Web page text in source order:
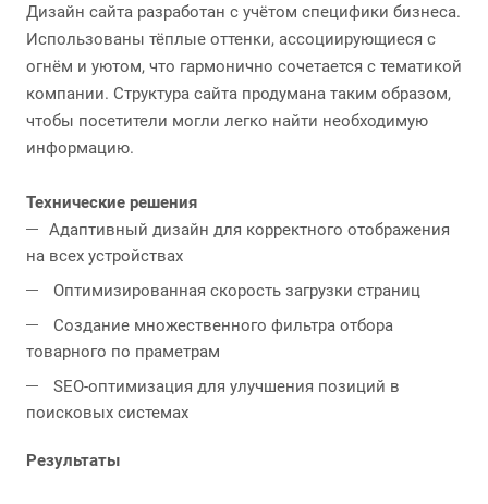
Дизайн сайта разработан с учётом специфики бизнеса.
Использованы тёплые оттенки, ассоциирующиеся с
огнём и уютом, что гармонично сочетается с тематикой
компании. Структура сайта продумана таким образом,
чтобы посетители могли легко найти необходимую
информацию.
Технические решения
Адаптивный дизайн для корректного отображения
на всех устройствах
Оптимизированная скорость загрузки страниц
Создание множественного фильтра отбора
товарного по праметрам
SEO-оптимизация для улучшения позиций в
поисковых системах
Результаты